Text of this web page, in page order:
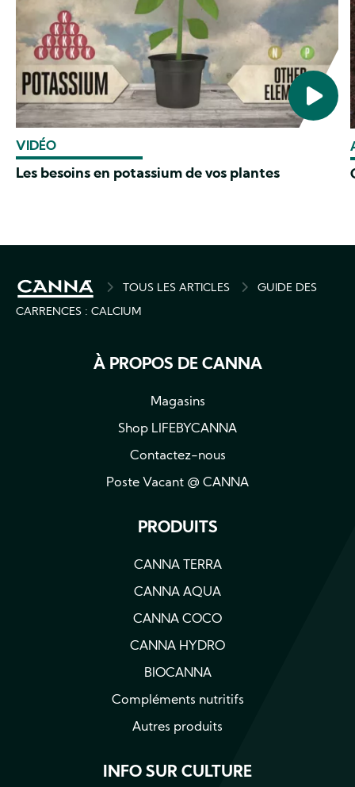
VIDÉO
Les besoins en potassium de vos plantes
BREADCRUMBTOUS LES ARTICLES
GUIDE DES
CARRENCES : CALCIUM
À PROPOS DE CANNA
Magasins
Shop LIFEBYCANNA
Contactez-nous
Poste Vacant @ CANNA
PRODUITS
CANNA TERRA
CANNA AQUA
CANNA COCO
CANNA HYDRO
BIOCANNA
Compléments nutritifs
Autres produits
INFO SUR CULTURE